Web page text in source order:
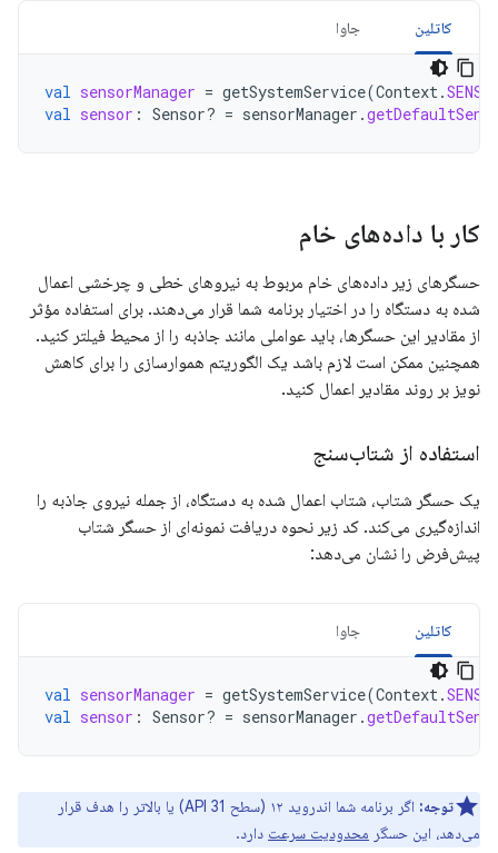
کاتلین جاوا
val sensorManager = getSystemService(Context .
val sensor : Sensor? = sensorManager .
کار با داده‌های خام
حسگرهای زیر داده‌های خام مربوط به نیروهای خطی و چرخشی اعمال
شده به دستگاه را در اختیار برنامه شما قرار می‌دهند. برای استفاده مؤثر
از مقادیر این حسگرها، باید عواملی مانند جاذبه را از محیط فیلتر کنید.
همچنین ممکن است لازم باشد یک الگوریتم هموارسازی را برای کاهش
نویز بر روند مقادیر اعمال کنید.
استفاده از شتاب‌سنج
یک حسگر شتاب، شتاب اعمال شده به دستگاه، از جمله نیروی جاذبه را
اندازه‌گیری می‌کند. کد زیر نحوه دریافت نمونه‌ای از حسگر شتاب
پیش‌فرض را نشان می‌دهد:
کاتلین جاوا
val sensorManager = getSystemService(Context .
val sensor : Sensor? = sensorManager .
توجه:
اگر برنامه شما اندروید ۱۲ (سطح API 31) یا بالاتر را هدف قرار
می‌دهد، این حسگر محدودیت سرعت دارد.